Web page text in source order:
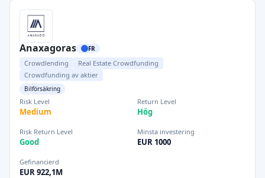
Anaxagoras FR
Crowdlending
Real Estate Crowdfunding
Crowdfunding av aktier
Bilförsäkring
Risk Level
Medium
Return Level
Hög
Risk Return Level
Good
Minsta investering
EUR 1000
Gefinancierd
EUR 922,1M